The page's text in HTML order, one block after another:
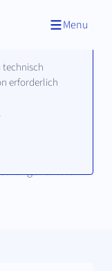
technisch
erforderlich
Menu
unseren
für